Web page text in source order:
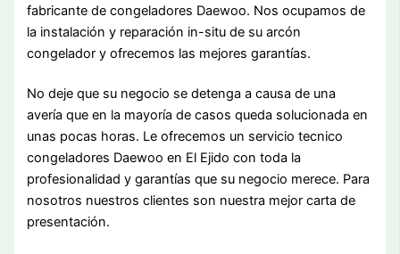
fabricante de congeladores Daewoo. Nos ocupamos de
la instalación y reparación in-situ de su arcón
congelador y ofrecemos las mejores garantías.
No deje que su negocio se detenga a causa de una
avería que en la mayoría de casos queda solucionada en
unas pocas horas. Le ofrecemos un servicio tecnico
congeladores Daewoo en El Ejido con toda la
profesionalidad y garantías que su negocio merece. Para
nosotros nuestros clientes son nuestra mejor carta de
presentación.